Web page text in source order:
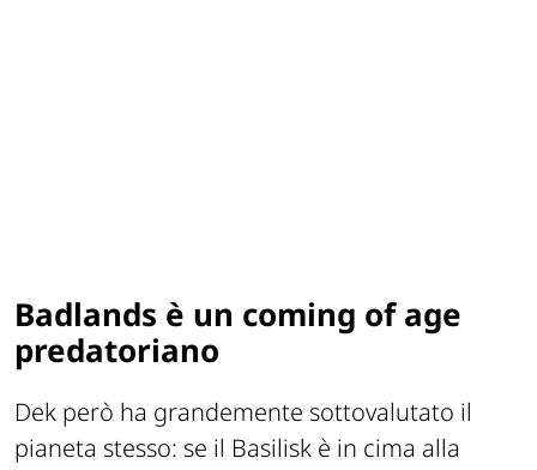
Badlands è un coming of age
predatoriano
Dek però ha grandemente sottovalutato il
pianeta stesso: se il Basilisk è in cima alla